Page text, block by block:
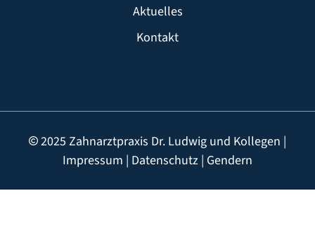
Aktuelles
Kontakt
2025 Zahnarztpraxis Dr. Ludwig und Kollegen |
Impressum | Datenschutz | Gendern